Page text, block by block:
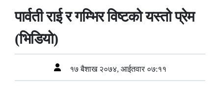
पार्वती राई र गम्भिर विष्टको यस्तो प्रेम
(भिडियो)
१७ बैशाख २०७४, आईतवार ०७:११